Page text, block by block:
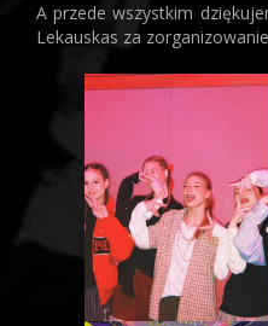
A przede wszystkim
Lekauskas za